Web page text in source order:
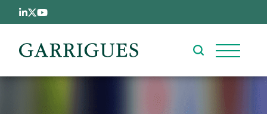
Passar para o conteúdo principal